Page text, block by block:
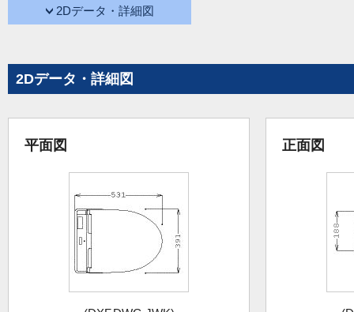
2Dデータ・詳細図
2Dデータ・詳細図
平面図 正面図